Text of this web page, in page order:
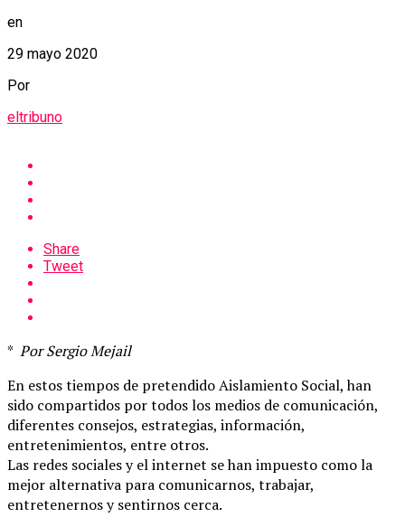
en
29 mayo 2020
Por
eltribuno
Share
Tweet
* Por Sergio Mejail
En estos tiempos de pretendido Aislamiento Social, han
sido compartidos por todos los medios de comunicación,
diferentes consejos, estrategias, información,
entretenimientos, entre otros.
Las redes sociales y el internet se han impuesto como la
mejor alternativa para comunicarnos, trabajar,
entretenernos y sentirnos cerca.